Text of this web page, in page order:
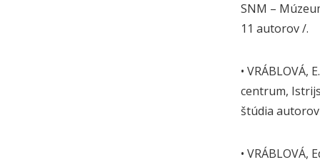
SNM –
11 autorov /.
• VRÁBLOVÁ,
centrum,
štúdia
•